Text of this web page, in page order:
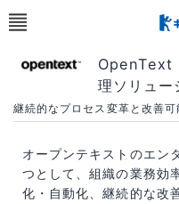
OpenText
理ソリュー
継続的なプロセス変革と改善
オープンテキストのエン
つとして、組織の業務効
化・自動化、継続的な改